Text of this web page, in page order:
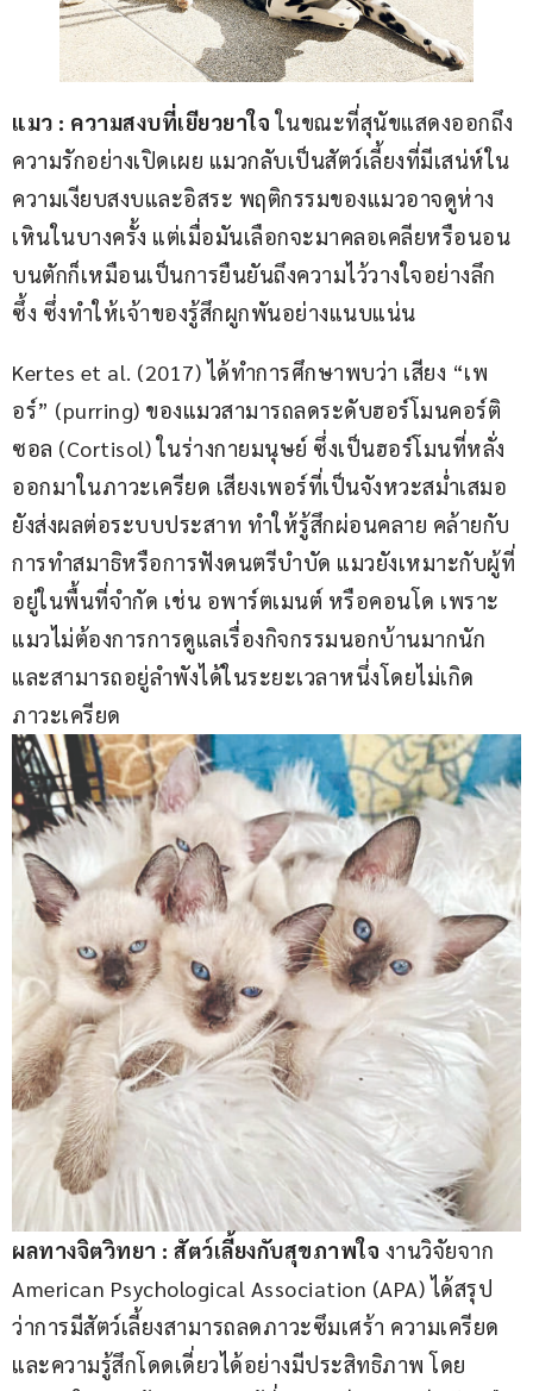
แมว : ความสงบที่เยียวยาใจ ในขณะที่สุนัขแสดงออกถึง
ความรักอย่างเปิดเผย แมวกลับเป็นสัตว์เลี้ยงที่มีเสน่ห์ใน
ความเงียบสงบและอิสระ พฤติกรรมของแมวอาจดูห่าง
เหินในบางครั้ง แต่เมื่อมันเลือกจะมาคลอเคลียหรือนอน
บนตักก็เหมือนเป็นการยืนยันถึงความไว้วางใจอย่างลึก
ซึ้ง ซึ่งทำให้เจ้าของรู้สึกผูกพันอย่างแนบแน่น
Kertes et al. (2017) ได้ทำการศึกษาพบว่า เสียง “เพ
อร์” (purring) ของแมวสามารถลดระดับฮอร์โมนคอร์ติ
ซอล (Cortisol) ในร่างกายมนุษย์ ซึ่งเป็นฮอร์โมนที่หลั่ง
ออกมาในภาวะเครียด เสียงเพอร์ที่เป็นจังหวะสม่ำเสมอ
ยังส่งผลต่อระบบประสาท ทำให้รู้สึกผ่อนคลาย คล้ายกับ
การทำสมาธิหรือการฟังดนตรีบำบัด แมวยังเหมาะกับผู้ที่
อยู่ในพื้นที่จำกัด เช่น อพาร์ตเมนต์ หรือคอนโด เพราะ
แมวไม่ต้องการการดูแลเรื่องกิจกรรมนอกบ้านมากนัก
และสามารถอยู่ลำพังได้ในระยะเวลาหนึ่งโดยไม่เกิด
ภาวะเครียด
ผลทางจิตวิทยา : สัตว์เลี้ยงกับสุขภาพใจ งานวิจัยจาก
American Psychological Association (APA) ได้สรุป
ว่าการมีสัตว์เลี้ยงสามารถลดภาวะซึมเศร้า ความเครียด
และความรู้สึกโดดเดี่ยวได้อย่างมีประสิทธิภาพ โดย